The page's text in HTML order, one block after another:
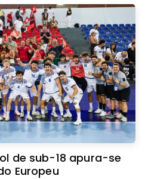
de sub-18 apura-se
Europeu